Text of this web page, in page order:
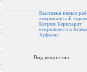
Выставка новых
американской
Кэтрин Бернхардт
открывается в
Хуфкенс
Вид искусства